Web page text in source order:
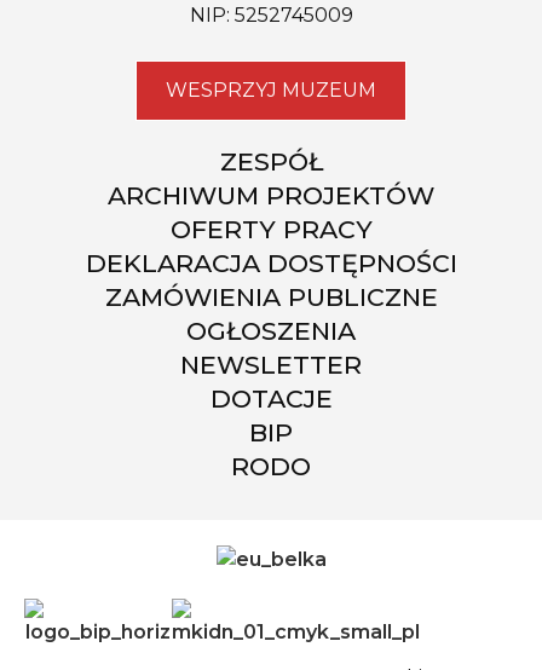
NIP: 5252745009
WESPRZYJ MUZEUM
ZESPÓŁ
ARCHIWUM PROJEKTÓW
OFERTY PRACY
DEKLARACJA DOSTĘPNOŚCI
ZAMÓWIENIA PUBLICZNE
OGŁOSZENIA
NEWSLETTER
DOTACJE
BIP
RODO